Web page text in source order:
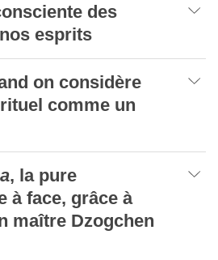
des
esprits
on considère
comme un
, la pure
à face, grâce à
maître Dzogchen